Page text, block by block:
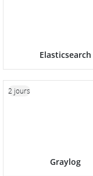
Elasticsearch
Graylog
2 jours